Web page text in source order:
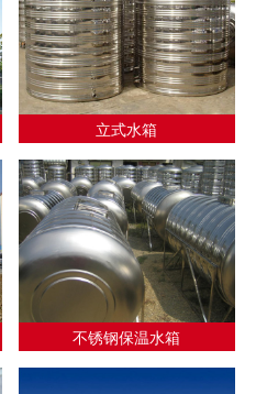
立式水箱
不锈钢保温水箱